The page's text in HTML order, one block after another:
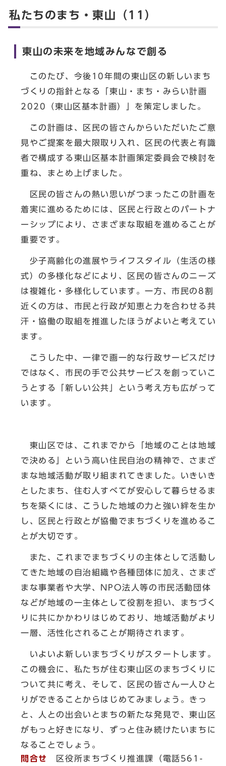
私たちのまち・東山（11）
東山の未来を地域みんなで創る
このたび、今後10年間の東山区の新しいまち
づくりの指針となる「東山・まち・みらい計画
2020（東山区基本計画）」を策定しました。
この計画は、区民の皆さんからいただいたご意
見やご提案を最大限取り入れ、区民の代表と有識
者で構成する東山区基本計画策定委員会で検討を
重ね、まとめ上げました。
区民の皆さんの熱い思いがつまったこの計画を
着実に進めるためには、区民と行政とのパートナ
ーシップにより、さまざまな取組を進めることが
重要です。
少子高齢化の進展やライフスタイル（生活の様
式）の多様化などにより、区民の皆さんのニーズ
は複雑化・多様化しています。一方、市民の8割
近くの方は、市民と行政が知恵と力を合わせる共
汗・協働の取組を推進したほうがよいと考えてい
ます。
こうした中、一律で画一的な行政サービスだけ
ではなく、市民の手で公共サービスを創っていこ
うとする「新しい公共」という考え方も広がって
います。
東山区では、これまでから「地域のことは地域
で決める」という高い住民自治の精神で、さまざ
まな地域活動が取り組まれてきました。いきいき
としたまち、住む人すべてが安心して暮らせるま
ちを築くには、こうした地域の力と強い絆を生か
し、区民と行政とが協働でまちづくりを進めるこ
とが大切です。
また、これまでまちづくりの主体として活動し
てきた地域の自治組織や各種団体に加え、さまざ
まな事業者や大学、NPO法人等の市民活動団体
などが地域の一主体として役割を担い、まちづく
りに共にかかわりはじめており、地域活動がより
一層、活性化されることが期待されます。
いよいよ新しいまちづくりがスタートします。
この機会に、私たちが住む東山区のまちづくりに
ついて共に考え、そして、区民の皆さん一人ひと
りができることからはじめてみましょう。きっ
と、人との出会いとまちの新たな発見で、東山区
がもっと好きになり、ずっと住み続けたいまちに
なることでしょう。
問合せ
区役所まちづくり推進課（電話561-